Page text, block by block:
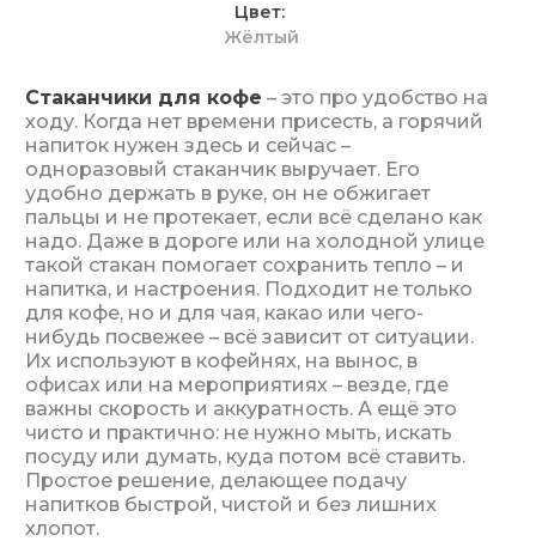
Цвет
Жёлтый
Стаканчики для кофе – это про удобство на
ходу. Когда нет времени присесть, а горячий
напиток нужен здесь и сейчас –
одноразовый стаканчик выручает. Его
удобно держать в руке, он не обжигает
пальцы и не протекает, если всё сделано как
надо. Даже в дороге или на холодной улице
такой стакан помогает сохранить тепло – и
напитка, и настроения. Подходит не только
для кофе, но и для чая, какао или чего-
нибудь посвежее – всё зависит от ситуации.
Их используют в кофейнях, на вынос, в
офисах или на мероприятиях – везде, где
важны скорость и аккуратность. А ещё это
чисто и практично: не нужно мыть, искать
посуду или думать, куда потом всё ставить.
Простое решение, делающее подачу
напитков быстрой, чистой и без лишних
хлопот.